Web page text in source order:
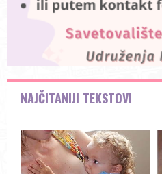
NAJČITANIJI TEKSTOVI